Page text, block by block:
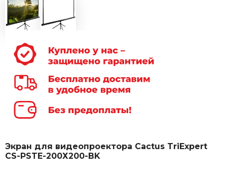
Экран для видеопроектора Cactus TriExpert
CS-PSTE-200Х200-BK